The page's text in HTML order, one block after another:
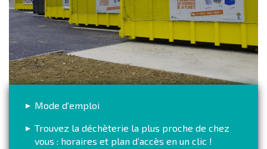
Mode d'emploi
Trouvez la déchèterie la plus proche de chez
vous : horaires et plan d’accès en un clic !